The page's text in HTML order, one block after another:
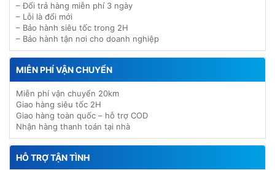
– Đổi trả hàng miễn phí 3 ngày
– Lỗi là đổi mới
– Bảo hành siêu tốc trong 2H
– Bảo hành tận nơi cho doanh nghiệp
MIỄN PHÍ VẬN CHUYỂN
Miễn phí vận chuyển 20km
Giao hàng siêu tốc 2H
Giao hàng toàn quốc – hỗ trợ COD
Nhận hàng thanh toán tại nhà
HỖ TRỢ TẬN TÌNH